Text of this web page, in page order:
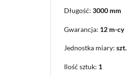
Długość: 3000 mm
Gwarancja: 12 m-cy
Jednostka miary: szt.
Ilość sztuk: 1